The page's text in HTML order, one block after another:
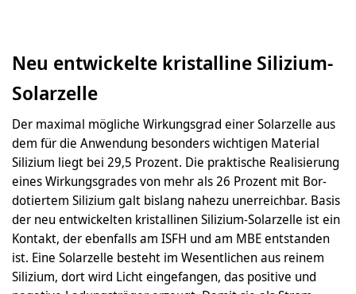
Neu entwickelte kristalline Silizium-
Solarzelle
Der maximal mögliche Wirkungsgrad einer Solarzelle aus
dem für die Anwendung besonders wichtigen Material
Silizium liegt bei 29,5 Prozent. Die praktische Realisierung
eines Wirkungsgrades von mehr als 26 Prozent mit Bor-
dotiertem Silizium galt bislang nahezu unerreichbar. Basis
der neu entwickelten kristallinen Silizium-Solarzelle ist ein
Kontakt, der ebenfalls am ISFH und am MBE entstanden
ist. Eine Solarzelle besteht im Wesentlichen aus reinem
Silizium, dort wird Licht eingefangen, das positive und